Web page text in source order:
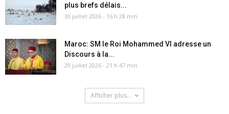
plus brefs délais...
30 juillet 2026 - 16 h 28 min
Maroc: SM le Roi Mohammed VI adresse un
Discours à la...
29 juillet 2026 - 21 h 47 min
Afficher plus...